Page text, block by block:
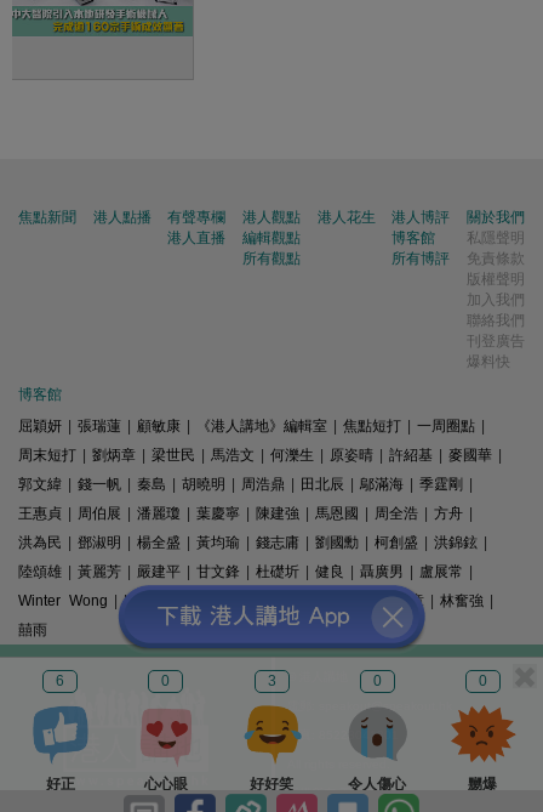
6
好正
0
心心眼
3
好好笑
0
令人傷心
0
嬲爆
焦點新聞 港人點播
有聲專欄
港人直播
港人觀點
編輯觀點
所有觀點
港人花生
港人博評
博客館
所有博評
關於我們
私隱聲明
免責條款
版權聲明
加入我們
聯絡我們
刊登廣告
爆料快
博客館
屈穎妍
張瑞蓮 顧敏康 《港人講地》編輯室 焦點短打 一周圈點
周末短打
劉炳章 梁世民 馬浩文 何濼生 原姿晴 許紹基 麥國華
郭文緯
錢一帆 秦島 胡曉明 周浩鼎 田北辰 鄔滿海 季霆剛
王惠貞
周伯展 潘麗瓊 葉慶寧 陳建強 馬恩國 周全浩 方舟
洪為民
鄧淑明 楊全盛 黃均瑜 錢志庸 劉國勳 柯創盛 洪錦鉉
陸頌雄
黃麗芳 嚴建平 甘文鋒 杜礎圻 健良 聶廣男 盧展常
Winter Wong
K2 梁文新 羅崑 姚銘 精選文章 林奮強
囍雨
© 港人講地
電郵: speakout@speakout.hk
傳真: 85228041301
版權所有 不得轉載